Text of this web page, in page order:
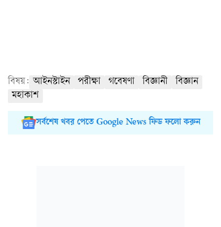
বিষয়: আইনস্টাইন পরীক্ষা গবেষণা বিজ্ঞানী
বিজ্ঞান
মহাকাশ
সর্বশেষ খবর পেতে Google News ফিড ফলো করুন